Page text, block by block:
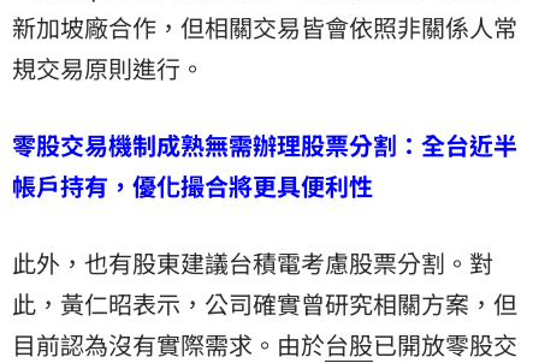
新加坡廠合作，但相關交易皆會依照非關係人常
規交易原則進行。
零股交易機制成熟無需辦理股票分割：全台近半
帳戶持有，優化撮合將更具便利性
此外，也有股東建議台積電考慮股票分割。對
此，黃仁昭表示，公司確實曾研究相關方案，但
目前認為沒有實際需求。由於台股已開放零股交